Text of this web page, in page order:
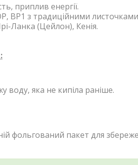
приплив енергії.
BP1 з традиційними
Ланка (Цейлон), Кенія.
воду, яка не кипіла раніше.
фольгований пакет для